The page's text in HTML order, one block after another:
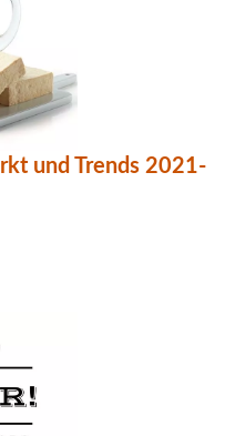
und Trends 2021-